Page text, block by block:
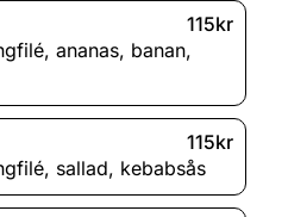
115kr
, ananas, banan,
115kr
, sallad, kebabsås